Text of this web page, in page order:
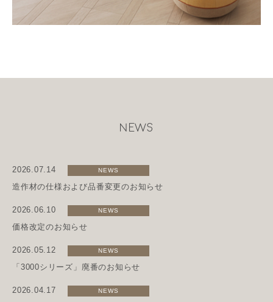
NEWS
2026.07.14 NEWS
造作材の仕様および品番変更のお知らせ
2026.06.10 NEWS
価格改定のお知らせ
2026.05.12 NEWS
「3000シリーズ」廃番のお知らせ
2026.04.17 NEWS